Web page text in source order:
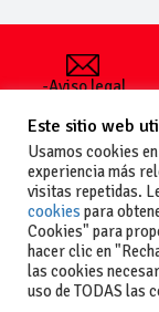
-Aviso legal
generales
de uso
-Política de
privacidad
-Política de
cookies
Este sitio web
Usamos cookies
experiencia más
visitas repetidas.
cookies para
Cookies" para
hacer clic en
las cookies
uso de TODAS las